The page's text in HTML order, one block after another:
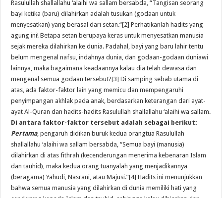
Rasulullah shallallahu ‘alaihi wa sallam bersabda, “Tangisan seorang
bayi ketika (baru) dilahirkan adalah tusukan (godaan untuk
menyesatkan) yang berasal dari setan.“[2] Perhatikanlah hadits yang
agung ini! Betapa setan berupaya keras untuk menyesatkan manusia
sejak mereka dilahirkan ke dunia. Padahal, bayi yang baru lahir tentu
belum mengenal nafsu, indahnya dunia, dan godaan-godaan duniawi
lainnya, maka bagaimana keadaannya kalau dia telah dewasa dan
mengenal semua godaan tersebut?[3] Di samping sebab utama di
atas, ada faktor-faktor lain yang memicu dan mempengaruhi
penyimpangan akhlak pada anak, berdasarkan keterangan dari ayat-
ayat Al-Quran dan hadits-hadits Rasulullah shallallahu ‘alaihi wa sallam.
Di antara faktor-faktor tersebut adalah sebagai berikut:
Pertama, pengaruh didikan buruk kedua orangtua Rasulullah
shallallahu ‘alaihi wa sallam bersabda, “Semua bayi (manusia)
dilahirkan di atas fithrah (kecenderungan menerima kebenaran Islam
dan tauhid), maka kedua orang tuanyalah yang menjadikannya
(beragama) Yahudi, Nasrani, atau Majusi.”[4] Hadits ini menunjukkan
bahwa semua manusia yang dilahirkan di dunia memiliki hati yang